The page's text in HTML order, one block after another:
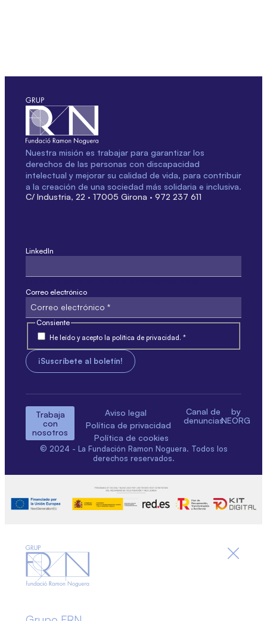
Nuestra misión es trabajar para garantizar los
derechos de las personas con discapacidad
intelectual y mejorar su calidad de vida, para contribuir
a la creación de una sociedad más solidaria e inclusiva.
C/ Industria, 22 · 17005 Girona · 972 237 611
LinkedIn
Correo electrónico
Consiente
He leído y acepto la política de privacidad. *
Trabaja
con
nosotros
Aviso legal
Política de privacidad
Política de cookies
Canal de
denuncias
by
NEORG
© 2024 - La Fundación Ramon Noguera. Todos los
derechos reservados.